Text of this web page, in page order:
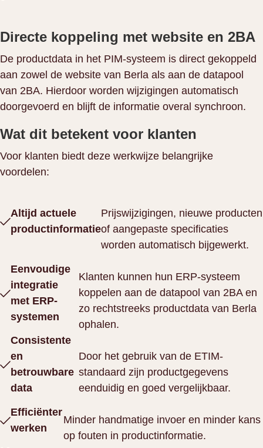
Directe koppeling met website en 2BA
De productdata in het PIM-systeem is direct gekoppeld
aan zowel de website van Berla als aan de datapool
van 2BA. Hierdoor worden wijzigingen automatisch
doorgevoerd en blijft de informatie overal synchroon.
Wat dit betekent voor klanten
Voor klanten biedt deze werkwijze belangrijke
voordelen:
Altijd actuele
productinformatie
Prijswijzigingen, nieuwe producten
of aangepaste specificaties
worden automatisch bijgewerkt.
Eenvoudige
integratie
met ERP-
systemen
Klanten kunnen hun ERP-systeem
koppelen aan de datapool van 2BA en
zo rechtstreeks productdata van Berla
ophalen.
Consistente
en
betrouwbare
data
Door het gebruik van de ETIM-
standaard zijn productgegevens
eenduidig en goed vergelijkbaar.
Efficiënter
werken
Minder handmatige invoer en minder kans
op fouten in productinformatie.